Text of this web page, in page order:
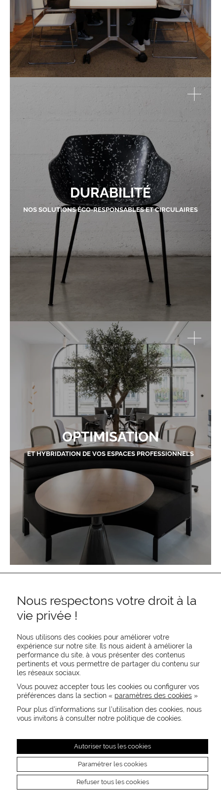
DURABILITÉ
NOS SOLUTIONS ÉCO-RESPONSABLES ET CIRCULAIRES
OPTIMISATION
ET HYBRIDATION DE VOS ESPACES PROFESSIONNELS
REJOIGNEZ-NOUS
CONTACTEZ-NOUS
NEWSLETTER
Recevez les actualités MOORE en exclusivité
Crédits photos CGUParamètres des cookies
Nous respectons votre droit à la
vie privée !
Nous utilisons des cookies pour améliorer votre
expérience sur notre site. Ils nous aident à améliorer la
performance du site, à vous présenter des contenus
pertinents et vous permettre de partager du contenu sur
les réseaux sociaux.
Vous pouvez accepter tous les cookies ou configurer vos
préférences dans la section « paramètres des cookies »
Pour plus d’informations sur l’utilisation des cookies, nous
vous invitons à consulter notre politique de cookies.
Autoriser tous les cookies
Refuser tous les cookies
Paramétrer les cookies